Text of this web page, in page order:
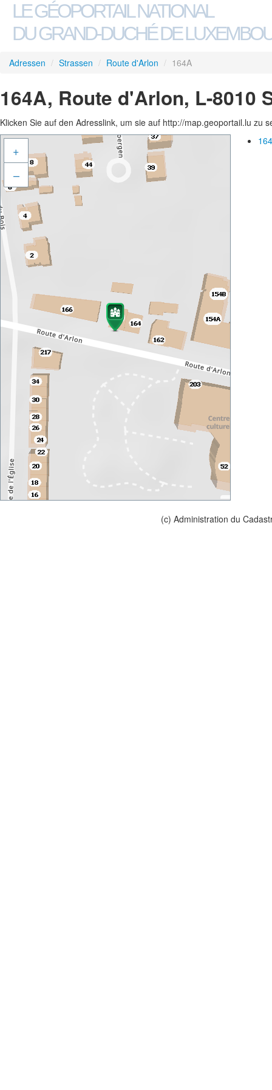
LE GÉOPORTAIL NATIONAL
DU GRAND-DUCHÉ DE
Adressen / Strassen / Route d'Arlon / 164A
164A, Route d'Arlon, L-8010
Klicken Sie auf den Adresslink, um sie auf http://map.geoportail.lu zu
+
–
(c) Administration du